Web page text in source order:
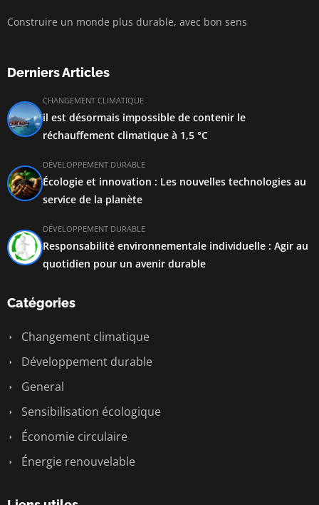
Construire un monde plus durable, avec bon sens
Derniers Articles
CHANGEMENT CLIMATIQUE
il est désormais impossible de contenir le
réchauffement climatique à 1,5 °C
DÉVELOPPEMENT DURABLE
Écologie et innovation : Les nouvelles technologies au
service de la planète
DÉVELOPPEMENT DURABLE
Responsabilité environnementale individuelle : Agir au
quotidien pour un avenir durable
Catégories
Changement climatique
Développement durable
General
Sensibilisation écologique
Économie circulaire
Énergie renouvelable